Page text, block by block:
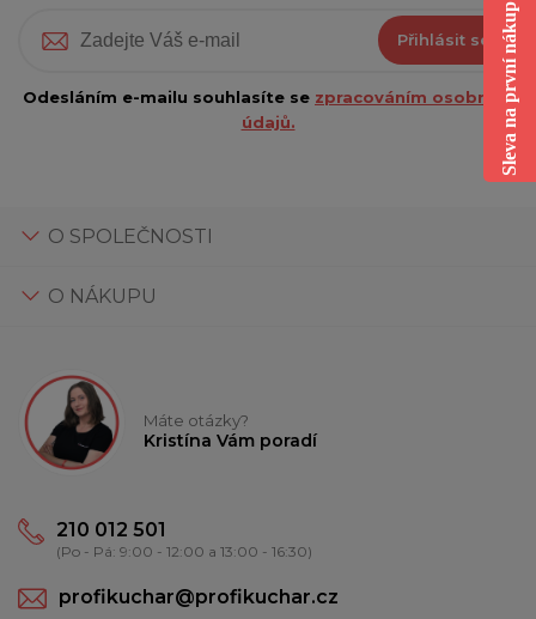
Přihlásit se
Odesláním e-mailu souhlasíte se zpracováním osobních
údajů.
O SPOLEČNOSTI
O NÁKUPU
Máte otázky?
Kristína Vám poradí
210 012 501
(Po - Pá: 9:00 - 12:00 a 13:00 - 16:30)
profikuchar@profikuchar.cz
Sleva na první nákup